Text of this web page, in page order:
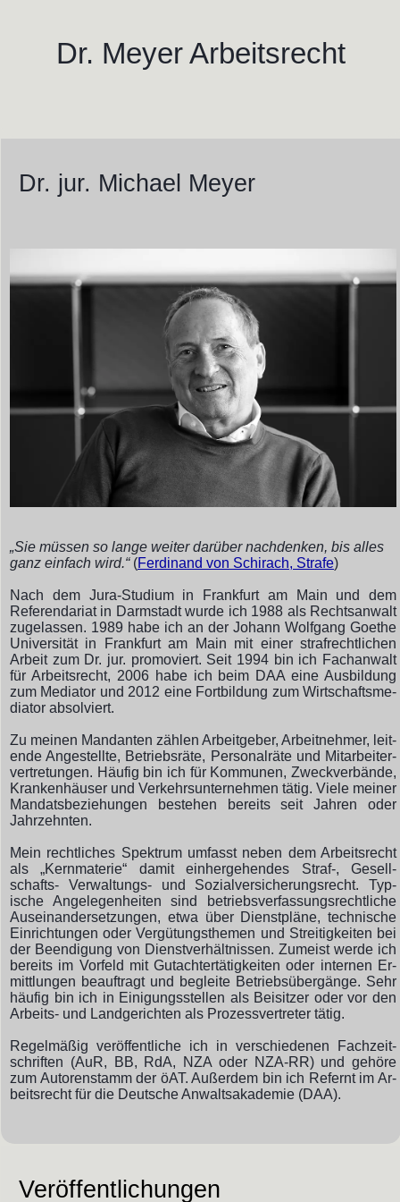
Dr. Meyer Arbeitsrecht
Dr. jur. Michael Meyer
„Sie müssen so lange weiter darüber nachdenken, bis alles
ganz einfach wird.“(Ferdinand von Schirach, Strafe)
Nach dem Jura-Studium in Frankfurt am Main und dem
Referendariat in Darmstadt wurde ich 1988 als Rechtsanwalt
zugelassen. 1989 habe ich an der Johann Wolfgang Goethe
Universität in Frankfurt am Main mit einer strafrechtlichen
Arbeit zum Dr. jur. promoviert. Seit 1994 bin ich Fachanwalt
für Arbeitsrecht, 2006 habe ich beim DAA eine Aus­bild­ung
zum Me­di­ator und 2012 eine Fort­bild­ung zum Wirt­schafts­me­
di­ator ab­sol­viert.
Zu meinen Mandanten zählen Arbeit­geber, Arbeit­nehmer, leit­
en­de An­ge­stell­te, Betriebs­räte, Personal­räte und Mit­arbeit­er­
ver­tret­ungen. Häufig bin ich für Komm­un­en, Zweck­ver­bände,
Kran­ken­häus­er und Ver­kehrs­unter­nehm­en tätig. Viele mein­er
Man­dats­be­zieh­ung­en be­steh­en be­reits seit Jahr­en oder
Jahr­zehnt­en.
Mein rechtliches Spektrum um­fasst neben dem Arbeits­recht
als „Kern­materie“ da­mit ein­her­ge­hendes Straf-, Ge­sell­
schafts- Ver­walt­ungs- und So­zial­ver­sich­er­ungs­recht. Typ­
ische An­ge­legen­heiten sind be­triebs­ver­fass­ungs­recht­liche
Aus­ein­ander­setz­ung­en, etwa über Dienst­pläne, tech­nische
Ein­richt­ung­en oder Ver­güt­ungs­them­en und Streit­ig­keiten bei
der Be­end­ig­ung von Dienst­ver­hält­nis­sen. Zumeist werde ich
bereits im Vor­feld mit Gut­acht­er­tät­ig­keit­en oder in­tern­en Er­
mitt­lung­en be­auf­tragt und be­gleite Be­triebs­über­gänge. Sehr
häufig bin ich in Einigungs­stellen als Bei­sitz­er oder vor den
Arbeits- und Land­ge­richt­en als Pro­zess­ver­tret­er tätig.
Regel­mäßig ver­öffent­liche ich in ver­schiedenen Fach­zeit­
schriften (AuR, BB, RdA, NZA oder NZA-RR) und ge­höre
zum Au­tor­en­stamm der öAT. Auß­er­dem bin ich Refernt im Ar­
beits­recht für die Deut­sche An­walts­aka­de­mie (DAA).
Veröffentlichungen